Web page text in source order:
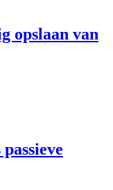
opslaan van